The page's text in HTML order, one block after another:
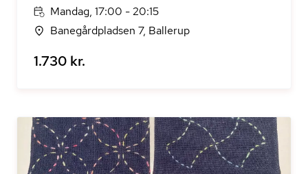
Mandag, 17:00 - 20:15
Banegårdpladsen 7, Ballerup
1.730 kr.